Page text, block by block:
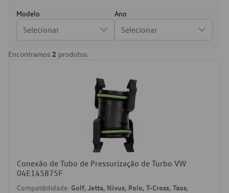
Modelo
Selecionar
Ano
Selecionar
Encontramos 2 produtos.
Conexão de Tubo de Pressurização de Turbo VW
04E145875F
Compatibilidade: Golf, Jetta, Nivus, Polo, T-Cross, Taos,